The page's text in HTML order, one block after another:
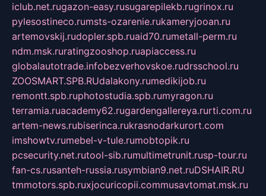
iclub.net.rugazon-easy.rusugarepilekb.rugrinox.ru
pylesostineco.rumsts-ozarenie.rukameryjooan.ru
artemovskij.rudopler.spb.ruaid70.rumetall-perm.ru
ndm.msk.ruratingzooshop.ruapiaccess.ru
globalautotrade.infobezverhovskoe.rudrsschool.ru
ZOOSMART.SPB.RUdalakony.rumedikijob.ru
remontt.spb.ruphotostudia.spb.rumyragon.ru
terramia.ruacademy62.rugardengallereya.rurti.com.ru
artem-news.rubiserinca.rukrasnodarkurort.com
imshowtv.rumebel-v-tule.rumobtopik.ru
pcsecurity.net.rutool-sib.rumultimetrunit.rusp-tour.ru
fan-cs.rusanteh-russia.rusymbian9.net.ruDSHAIR.RU
tmmotors.spb.ruxjocuricopii.commusavtomat.msk.ru